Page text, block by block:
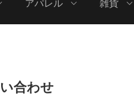
アパレル 雑貨
合わせ